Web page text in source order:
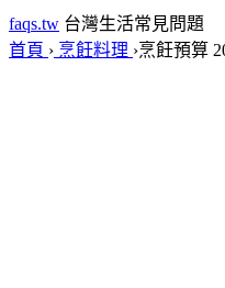
faqs.tw 台灣生活常見問題
首頁 › 烹飪料理 ›烹飪預算